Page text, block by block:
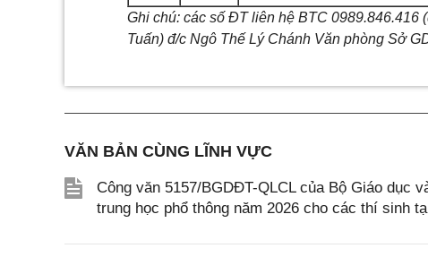
Ghi chú: các số ĐT liên hệ BTC 0989.846.416
Tuấn) đ/c Ngô Thế Lý Chánh Văn phòng Sở
VĂN BẢN CÙNG LĨNH VỰC
Công văn 5157/BGDĐT-QLCL của Bộ Giáo dục
trung học phổ thông năm 2026 cho các thí sinh